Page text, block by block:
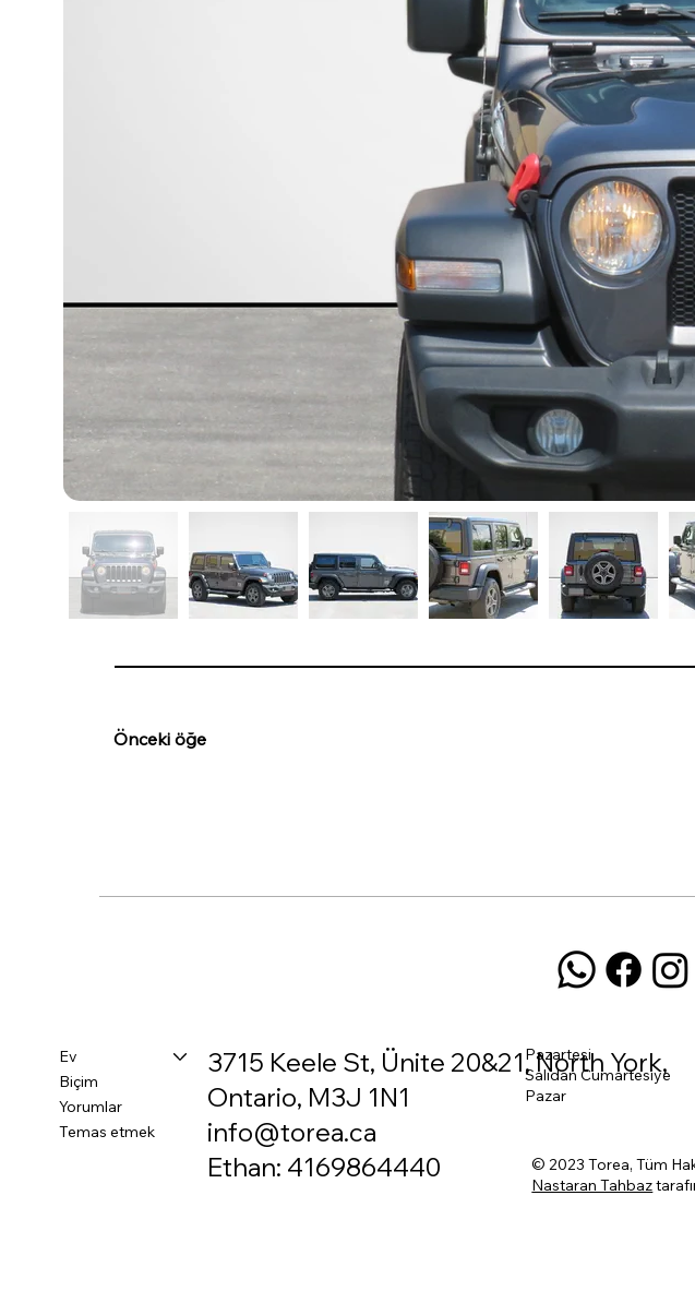
Önceki öğe
Ev
Biçim
Yorumlar
Temas etmek
3715 Keele St, Ünite 20&21, North York,
Ontario, M3J 1N1
info@torea.ca
Ethan: 4169864440
Pazartesi
Salıdan Cumartesiye
Pazar
© 2023 Torea, Tüm
Nastaran Tahbaz